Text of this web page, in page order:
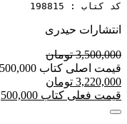
کد کتاب : 198815
انتشارات حیدری
3,500,000 تومان
قیمت اصلی کتاب 3,500,000 تومان بود
3,220,000 تومان
قیمت فعلی کتاب 3,500,000 تومان است